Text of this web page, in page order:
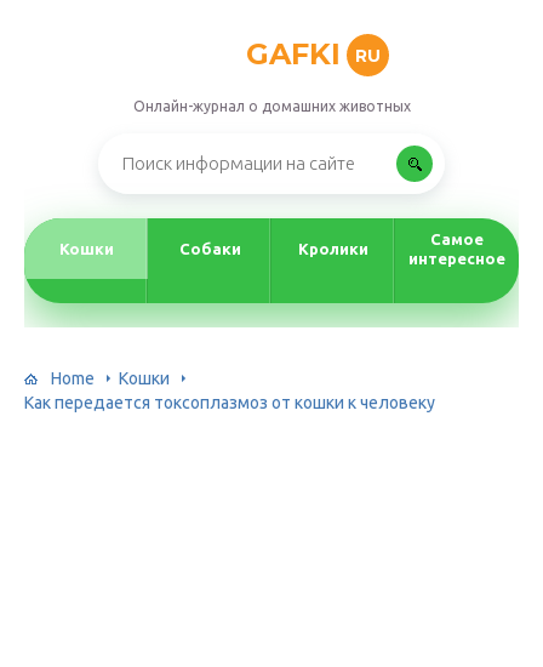
GAFKI RU
Онлайн-журнал о домашних животных
Кошки Собаки Кролики
Самое
интересное
Home
Кошки
Как передается токсоплазмоз от кошки к человеку